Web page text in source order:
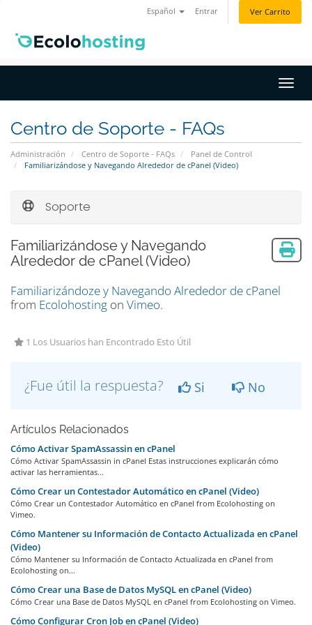
Español Entrar Ver Carrito
Centro de Soporte - FAQs
Administración Centro de Soporte - FAQs
Panel de Control
Familiarizándose y Navegando Alrededor de cPanel (Video)
Soporte
Familiarizándose y Navegando
Alrededor de cPanel (Video)
Familiarizándoze y Navegando Alrededor de cPanel
from Ecolohosting on Vimeo.
1 Los Usuarios han Encontrado Esto Útil
¿Fue útil la respuesta? Si No
Artículos Relacionados
Cómo Activar SpamAssassin en cPanel
Cómo Activar SpamAssassin in cPanel Estas instrucciones explicarán cómo
activar las herramientas...
Cómo Crear un Contestador Automático en cPanel (Video)
Cómo Crear un Contestador Automático en cPanel from Ecolohosting on
Vimeo.
Cómo Mantener su Información de Contacto Actualizada en cPanel
(Video)
Cómo Mantener su Información de Contacto Actualizada en cPanel from
Ecolohosting on...
Cómo Crear una Base de Datos MySQL en cPanel (Video)
Cómo Crear una Base de Datos MySQL en cPanel from Ecolohosting on Vimeo.
Cómo Configurar Cron Job en cPanel (Video)